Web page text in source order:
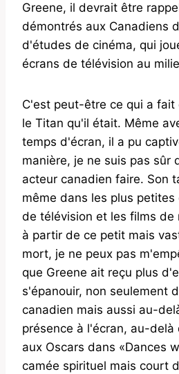
Greene, il devrait être
démontrés aux Canadiens
d'études de cinéma, qui
écrans de télévision au
C'est peut-être ce qui a fait
le Titan qu'il était. Même
temps d'écran, il a pu
manière, je ne suis pas sûr
acteur canadien faire. Son
même dans les plus petites
de télévision et les films de
à partir de ce petit mais
mort, je ne peux pas
que Greene ait reçu plus
s'épanouir, non seulement
canadien mais aussi au-
présence à l'écran, au-delà
aux Oscars dans «Dances
camée spirituel mais court